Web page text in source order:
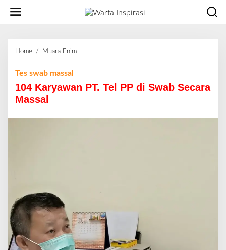
Home / Muara Enim
a
l
P
P
d
Tes swab massal
104 Karyawan PT. Tel PP di Swab Secara
Massal